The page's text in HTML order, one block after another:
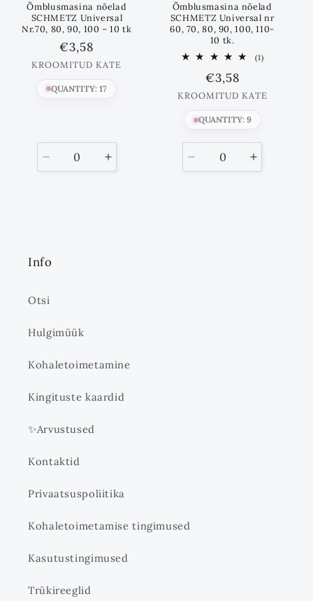
Õmblusmasina nõelad
SCHMETZ Universal
Nr.70, 80, 90, 100 – 10 tk
Standards
hind
€3,58
KROOMITUD KATE
QUANTITY: 17
Vähenda
Suurenda
Õmblusmasina nõelad
SCHMETZ Universal nr
60, 70, 80, 90, 100, 110-
10 tk.
(1)1
Standards
hind
€3,58
KROOMITUD KATE
QUANTITY: 9
Vähenda
Suurenda
Info
Otsi
Hulgimüük
Kohaletoimetamine
Kingituste kaardid
✨Arvustused
Kontaktid
Privaatsuspoliitika
Kohaletoimetamise tingimused
Kasutustingimused
Trükireeglid